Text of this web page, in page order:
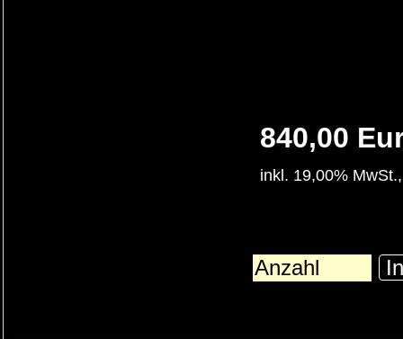
840,00
inkl. 19,00%